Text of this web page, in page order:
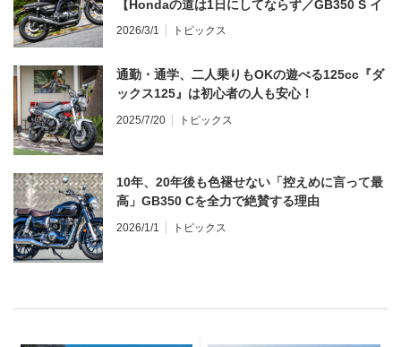
【Hondaの道は1日にしてならず／GB350 S イ
ンプレ・レビュー 前編】
2026/3/1 トピックス
通勤・通学、二人乗りもOKの遊べる125cc『ダ
ックス125』は初心者の人も安心！
2025/7/20 トピックス
10年、20年後も色褪せない「控えめに言って最
高」GB350 Cを全力で絶賛する理由
2026/1/1 トピックス